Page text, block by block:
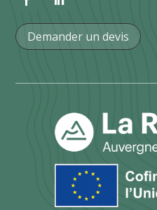
Demander un devis